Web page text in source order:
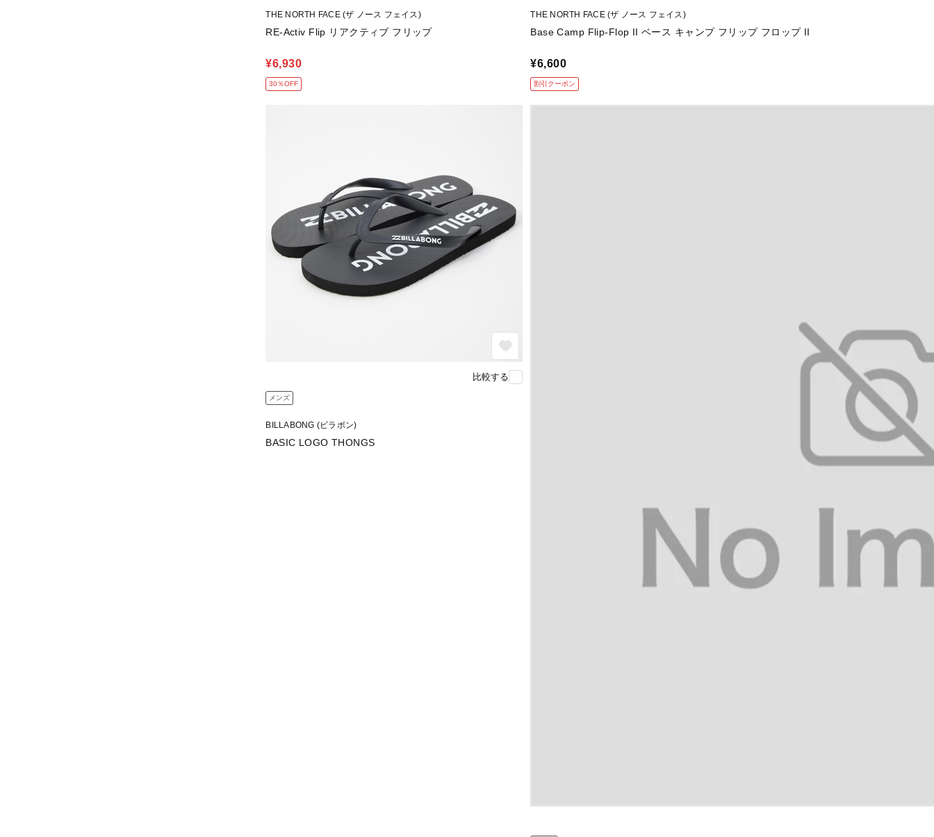
THE NORTH FACE (ザ ノース フェイス)
RE-Activ Flip リアクティブ フリップ
¥6,930
30％OFF
THE NORTH FACE (ザ ノース フェイス)
Base Camp Flip-Flop II ベース キャンプ フリップ フロップ II
¥6,600
割引クーポン
比較する
メンズ
BILLABONG (ビラボン)
BASIC LOGO THONGS